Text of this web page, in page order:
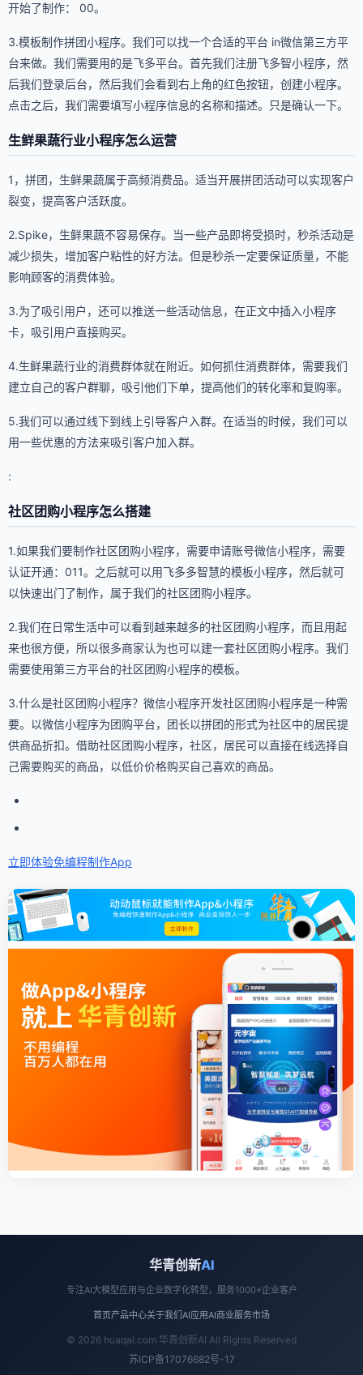
开始了制作： 00。
3.模板制作拼团小程序。我们可以找一个合适的平台 in微信第三方平
台来做。我们需要用的是飞多平台。首先我们注册飞多智小程序，然
后我们登录后台，然后我们会看到右上角的红色按钮，创建小程序。
点击之后，我们需要填写小程序信息的名称和描述。只是确认一下。
生鲜果蔬行业小程序怎么运营
1，拼团，生鲜果蔬属于高频消费品。适当开展拼团活动可以实现客户
裂变，提高客户活跃度。
2.Spike，生鲜果蔬不容易保存。当一些产品即将受损时，秒杀活动是
减少损失，增加客户粘性的好方法。但是秒杀一定要保证质量，不能
影响顾客的消费体验。
3.为了吸引用户，还可以推送一些活动信息，在正文中插入小程序
卡，吸引用户直接购买。
4.生鲜果蔬行业的消费群体就在附近。如何抓住消费群体，需要我们
建立自己的客户群聊，吸引他们下单，提高他们的转化率和复购率。
5.我们可以通过线下到线上引导客户入群。在适当的时候，我们可以
用一些优惠的方法来吸引客户加入群。
:
社区团购小程序怎么搭建
1.如果我们要制作社区团购小程序，需要申请账号微信小程序，需要
认证开通：011。之后就可以用飞多多智慧的模板小程序，然后就可
以快速出门了制作，属于我们的社区团购小程序。
2.我们在日常生活中可以看到越来越多的社区团购小程序，而且用起
来也很方便，所以很多商家认为也可以建一套社区团购小程序。我们
需要使用第三方平台的社区团购小程序的模板。
3.什么是社区团购小程序？微信小程序开发社区团购小程序是一种需
要。以微信小程序为团购平台，团长以拼团的形式为社区中的居民提
供商品折扣。借助社区团购小程序，社区，居民可以直接在线选择自
己需要购买的商品，以低价价格购买自己喜欢的商品。
立即体验免编程制作App
华青创新AI
专注AI大模型应用与企业数字化转型，服务1000+企业客户
首页产品中心关于我们 AI应用AI商业服务市场
© 2026 huaqai.com 华青创新AI All Rights Reserved
苏ICP备17076682号-17